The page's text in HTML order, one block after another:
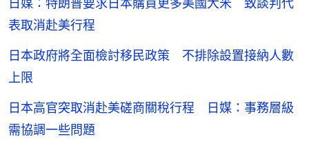
表取消赴美行程
日本政府將全面檢討移民政策 不排除設置接納人數
上限
日本高官突取消赴美磋商關稅行程 日媒：事務層級
需協調一些問題